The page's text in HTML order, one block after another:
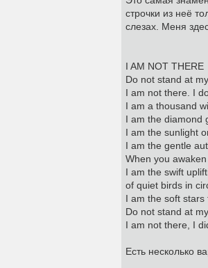
строчки из неё
слезах. Меня
I AM NOT THERE
Do not stand at
I am not there. I
I am a thousand
I am the diamond
I am the sunlight
I am the gentle
When you
I am the swift
of quiet birds in
I am the soft
Do not stand at
I am not there, I
Есть несколько